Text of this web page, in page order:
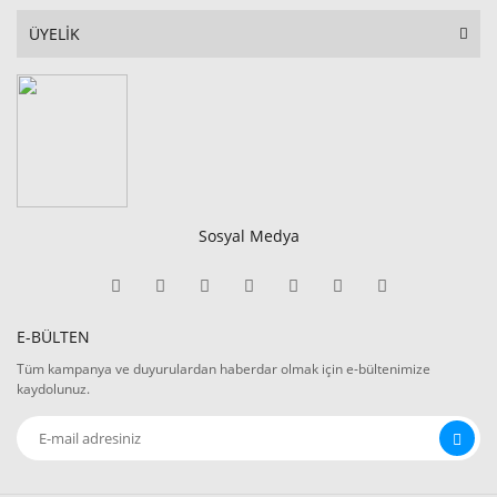
ÜYELİK
Sosyal Medya
E-BÜLTEN
Tüm kampanya ve duyurulardan haberdar olmak için e-bültenimize
kaydolunuz.